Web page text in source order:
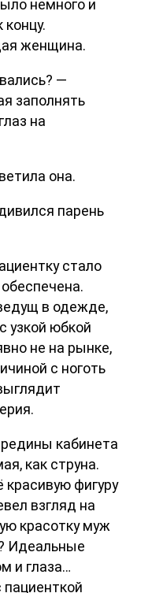
немного и
женщина.
—
заполнять
на
она.
парень
стало
в одежде,
узкой юбкой
не на рынке,
с ноготь
кабинета
как струна.
фигуру
взгляд на
красотку муж
Идеальные
и глаза…